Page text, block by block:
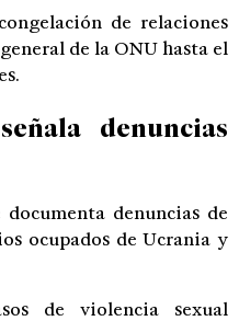
de relaciones
de la ONU hasta el
denuncias
denuncias de
ocupados de Ucrania y
de violencia sexual